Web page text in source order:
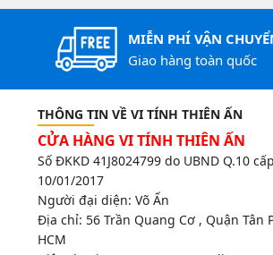
MIỄN PHÍ VẬN
Giao hàng toàn quốc
THÔNG TIN VỀ VI TÍNH THIÊN ẤN
CỬA HÀNG VI TÍNH THIÊN ẤN
Số ĐKKD 41J8024799 do UBND Q.10
10/01/2017
Người đại diện: Võ Ấn
Địa chỉ: 56 Trần Quang Cơ , Quận Tân
HCM